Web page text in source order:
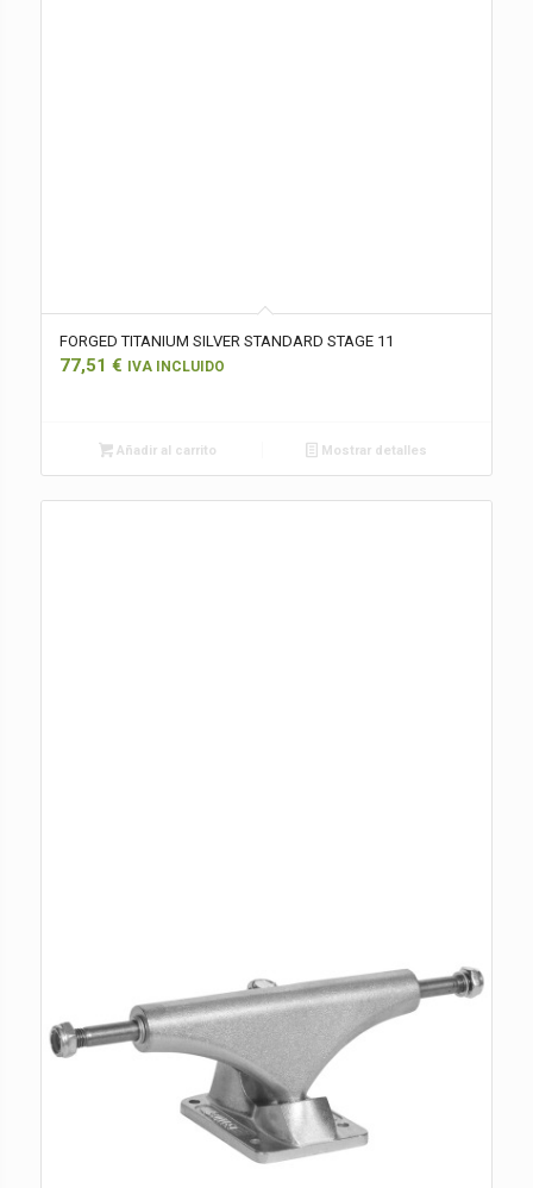
FORGED TITANIUM SILVER STANDARD STAGE 11
77,51 € IVA INCLUIDO
Añadir al carrito Mostrar detalles